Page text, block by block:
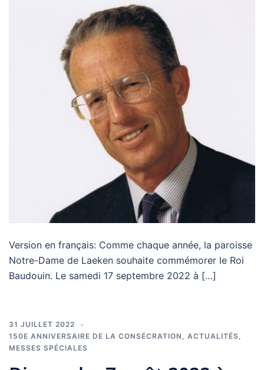
Version en français: Comme chaque année, la paroisse
Notre-Dame de Laeken souhaite commémorer le Roi
Baudouin. Le samedi 17 septembre 2022 à […]
31 JUILLET 2022
150E ANNIVERSAIRE DE LA CONSÉCRATION
ACTUALITÉS
MESSES SPÉCIALES